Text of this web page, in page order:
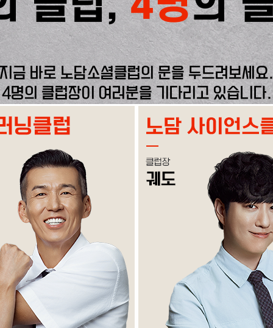
지금 바로 노담소셜클럽의 문을 두드려보세요.
4명의 클럽장이 여러분을 기다리고 있습니다.